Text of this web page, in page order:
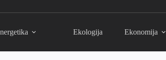
Ekologija Ekonomija